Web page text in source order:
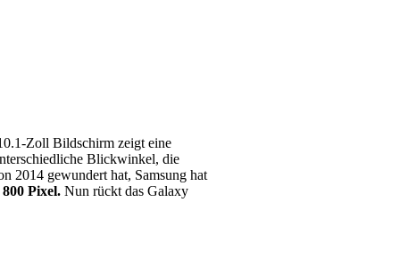
Zoll Bildschirm zeigt eine
Blickwinkel, die
2014 gewundert hat, Samsung hat
800 Pixel. Nun rückt das Galaxy